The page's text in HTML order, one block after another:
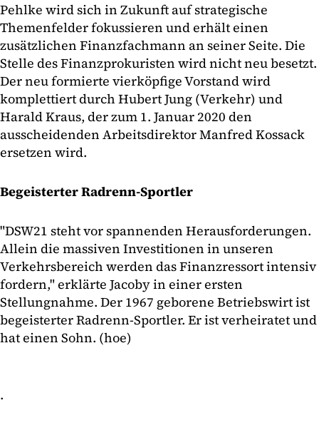
Pehlke wird sich in Zukunft auf strategische
Themenfelder fokussieren und erhält einen
zusätzlichen Finanzfachmann an seiner Seite. Die
Stelle des Finanzprokuristen wird nicht neu besetzt.
Der neu formierte vierköpfige Vorstand wird
komplettiert durch Hubert Jung (Verkehr) und
Harald Kraus, der zum 1. Januar 2020 den
ausscheidenden Arbeitsdirektor Manfred Kossack
ersetzen wird.
Begeisterter Radrenn-Sportler
"DSW21 steht vor spannenden Herausforderungen.
Allein die massiven Investitionen in unseren
Verkehrsbereich werden das Finanzressort intensiv
fordern," erklärte Jacoby in einer ersten
Stellungnahme. Der 1967 geborene Betriebswirt ist
begeisterter Radrenn-Sportler. Er ist verheiratet und
hat einen Sohn. (hoe)
.